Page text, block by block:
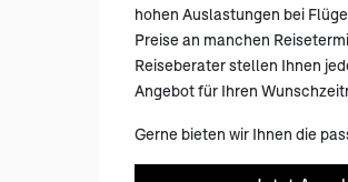
hohen Auslastungen bei
Preise an manchen
Reiseberater stellen Ihnen
Angebot für Ihren
Gerne bieten wir Ihnen die